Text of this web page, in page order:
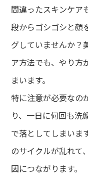
間違ったスキンケア
段からゴシゴシと顔
グしていませんか？
ア方法でも、やり方
まいます。
特に注意が必要なの
り、一日に何回も洗
で落としてしまいま
のサイクルが乱れて
因につながります。